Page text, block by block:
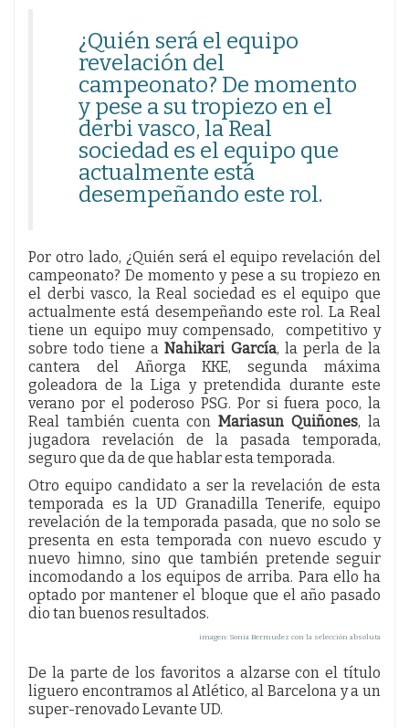
¿Quién será el equipo
revelación del
campeonato? De momento
y pese a su tropiezo en el
derbi vasco, la Real
sociedad es el equipo que
actualmente está
desempeñando este rol.
Por otro lado, ¿Quién será el equipo revelación del
campeonato? De momento y pese a su tropiezo en
el derbi vasco, la Real sociedad es el equipo que
actualmente está desempeñando este rol. La Real
tiene un equipo muy compensado, competitivo y
sobre todo tiene aNahikari García, la perla de la
cantera del Añorga KKE, segunda máxima
goleadora de la Liga y pretendida durante este
verano por el poderoso PSG. Por si fuera poco, la
Real también cuenta conMariasun Quiñones, la
jugadora revelación de la pasada temporada,
seguro que da de que hablar esta temporada.
Otro equipo candidato a ser la revelación de esta
temporada es la UD Granadilla Tenerife, equipo
revelación de la temporada pasada, que no solo se
presenta en esta temporada con nuevo escudo y
nuevo himno, sino que también pretende seguir
incomodando a los equipos de arriba. Para ello ha
optado por mantener el bloque que el año pasado
dio tan buenos resultados.
imagen: Sonia Bermudez con la selección absoluta
De la parte de los favoritos a alzarse con el título
liguero encontramos al Atlético, al Barcelona y a un
super-renovado Levante UD.